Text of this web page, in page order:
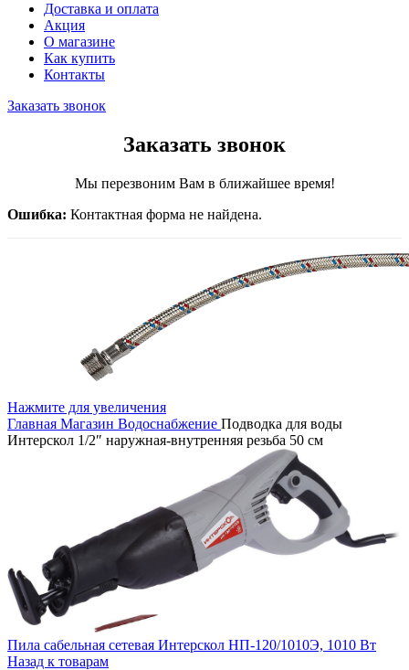
Доставка и оплата
Акция
О магазине
Как купить
Контакты
Заказать звонок
Заказать звонок
Мы перезвоним Вам в ближайшее время!
Ошибка: Контактная форма не найдена.
Нажмите для увеличения
Главная Магазин Водоснабжение Подводка для воды
Интерскол 1/2″ наружная-внутренняя резьба 50 см
Пила сабельная сетевая Интерскол НП-120/1010Э, 1010 Вт
Назад к товарам